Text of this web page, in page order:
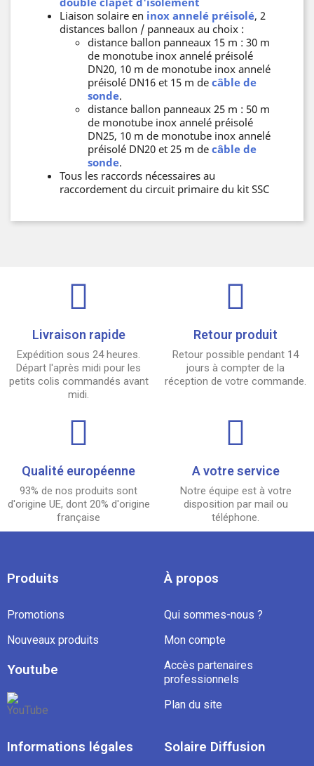
Liaison solaire en inox annelé préisolé, 2
distances ballon / panneaux au choix :
distance ballon panneaux 15 m : 30 m
de monotube inox annelé préisolé
DN20, 10 m de monotube inox annelé
préisolé DN16 et 15 m de câble de
sonde.
distance ballon panneaux 25 m : 50 m
de monotube inox annelé préisolé
DN25, 10 m de monotube inox annelé
préisolé DN20 et 25 m de câble de
sonde.
Tous les raccords nécessaires au
raccordement du circuit primaire du kit SSC
Livraison rapide
Expédition sous 24 heures.
Départ l'après midi pour les
petits colis commandés avant
midi.
Retour produit
Retour possible pendant 14
jours à compter de la
réception de votre commande.
Qualité européenne
93% de nos produits sont
d'origine UE, dont 20% d'origine
française
A votre service
Notre équipe est à votre
disposition par mail ou
téléphone.
Produits
Promotions
Nouveaux produits
Youtube
À propos
Qui sommes-nous ?
Mon compte
Accès partenaires
professionnels
Plan du site
Informations légales Solaire Diffusion